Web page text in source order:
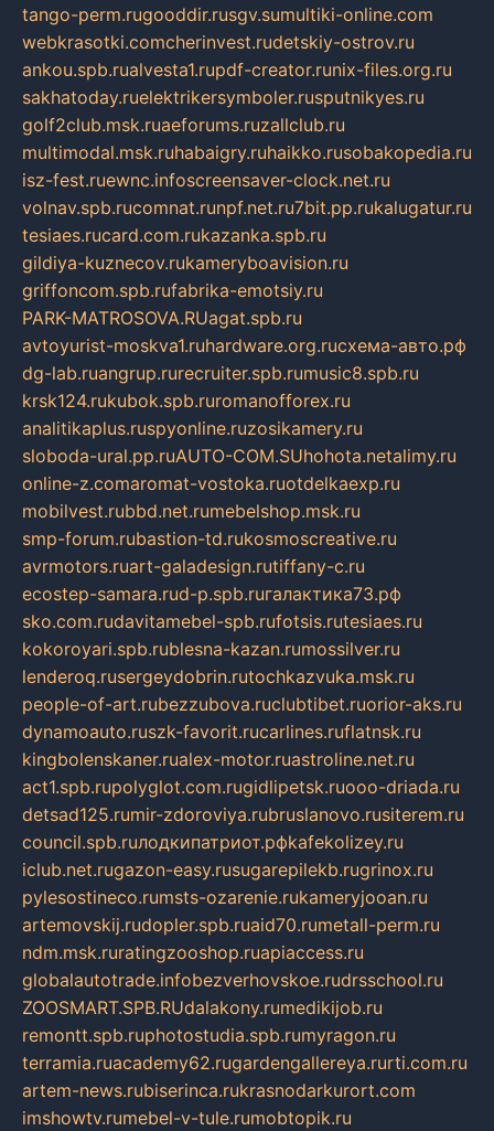
tango-perm.rugooddir.rusgv.sumultiki-online.com
webkrasotki.comcherinvest.rudetskiy-ostrov.ru
ankou.spb.rualvesta1.rupdf-creator.runix-files.org.ru
sakhatoday.ruelektrikersymboler.rusputnikyes.ru
golf2club.msk.ruaeforums.ruzallclub.ru
multimodal.msk.ruhabaigry.ruhaikko.rusobakopedia.ru
isz-fest.ruewnc.infoscreensaver-clock.net.ru
volnav.spb.rucomnat.runpf.net.ru7bit.pp.rukalugatur.ru
tesiaes.rucard.com.rukazanka.spb.ru
gildiya-kuznecov.rukameryboavision.ru
griffoncom.spb.rufabrika-emotsiy.ru
PARK-MATROSOVA.RUagat.spb.ru
avtoyurist-moskva1.ruhardware.org.ruсхема-авто.рф
dg-lab.ruangrup.rurecruiter.spb.rumusic8.spb.ru
krsk124.rukubok.spb.ruromanofforex.ru
analitikaplus.ruspyonline.ruzosikamery.ru
sloboda-ural.pp.ruAUTO-COM.SUhohota.netalimy.ru
online-z.comaromat-vostoka.ruotdelkaexp.ru
mobilvest.rubbd.net.rumebelshop.msk.ru
smp-forum.rubastion-td.rukosmoscreative.ru
avrmotors.ruart-galadesign.rutiffany-c.ru
ecostep-samara.rud-p.spb.ruгалактика73.рф
sko.com.rudavitamebel-spb.rufotsis.rutesiaes.ru
kokoroyari.spb.rublesna-kazan.rumossilver.ru
lenderoq.rusergeydobrin.rutochkazvuka.msk.ru
people-of-art.rubezzubova.ruclubtibet.ruorior-aks.ru
dynamoauto.ruszk-favorit.rucarlines.ruflatnsk.ru
kingbolenskaner.rualex-motor.ruastroline.net.ru
act1.spb.rupolyglot.com.rugidlipetsk.ruooo-driada.ru
detsad125.rumir-zdoroviya.rubruslanovo.rusiterem.ru
council.spb.ruлодкипатриот.рфkafekolizey.ru
iclub.net.rugazon-easy.rusugarepilekb.rugrinox.ru
pylesostineco.rumsts-ozarenie.rukameryjooan.ru
artemovskij.rudopler.spb.ruaid70.rumetall-perm.ru
ndm.msk.ruratingzooshop.ruapiaccess.ru
globalautotrade.infobezverhovskoe.rudrsschool.ru
ZOOSMART.SPB.RUdalakony.rumedikijob.ru
remontt.spb.ruphotostudia.spb.rumyragon.ru
terramia.ruacademy62.rugardengallereya.rurti.com.ru
artem-news.rubiserinca.rukrasnodarkurort.com
imshowtv.rumebel-v-tule.rumobtopik.ru